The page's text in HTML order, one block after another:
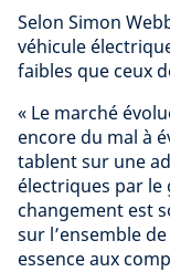
Selon Simon
véhicule
faibles que ceux
« Le marché
encore du mal à
tablent sur une
électriques par le
changement est
sur l’ensemble
essence aux